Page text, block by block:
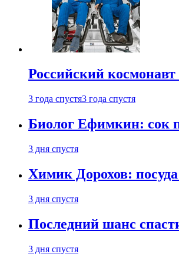
Российский
3 года спустя3 года спустя
Биолог Ефимкин: сок
3 дня спустя
Химик Дорохов:
3 дня спустя
Последний шанс
3 дня спустя